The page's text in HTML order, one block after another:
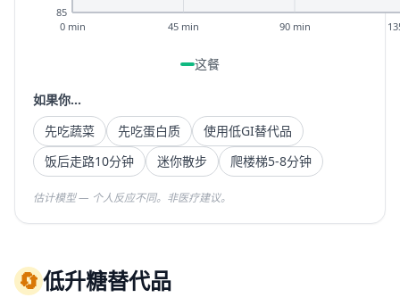
85
0 min 45 min 90 min
这餐
如果你...
先吃蔬菜
先吃蛋白质
使用低GI替代品
饭后走路10分钟
迷你散步 爬楼梯5-8分钟
估计模型 — 个人反应不同。非医疗建议。
🔄低升糖替代品